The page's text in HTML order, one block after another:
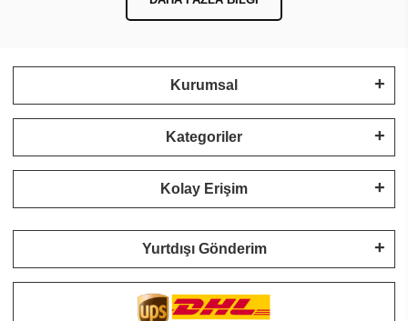
Kurumsal
Kategoriler
Kolay Erişim
Yurtdışı Gönderim